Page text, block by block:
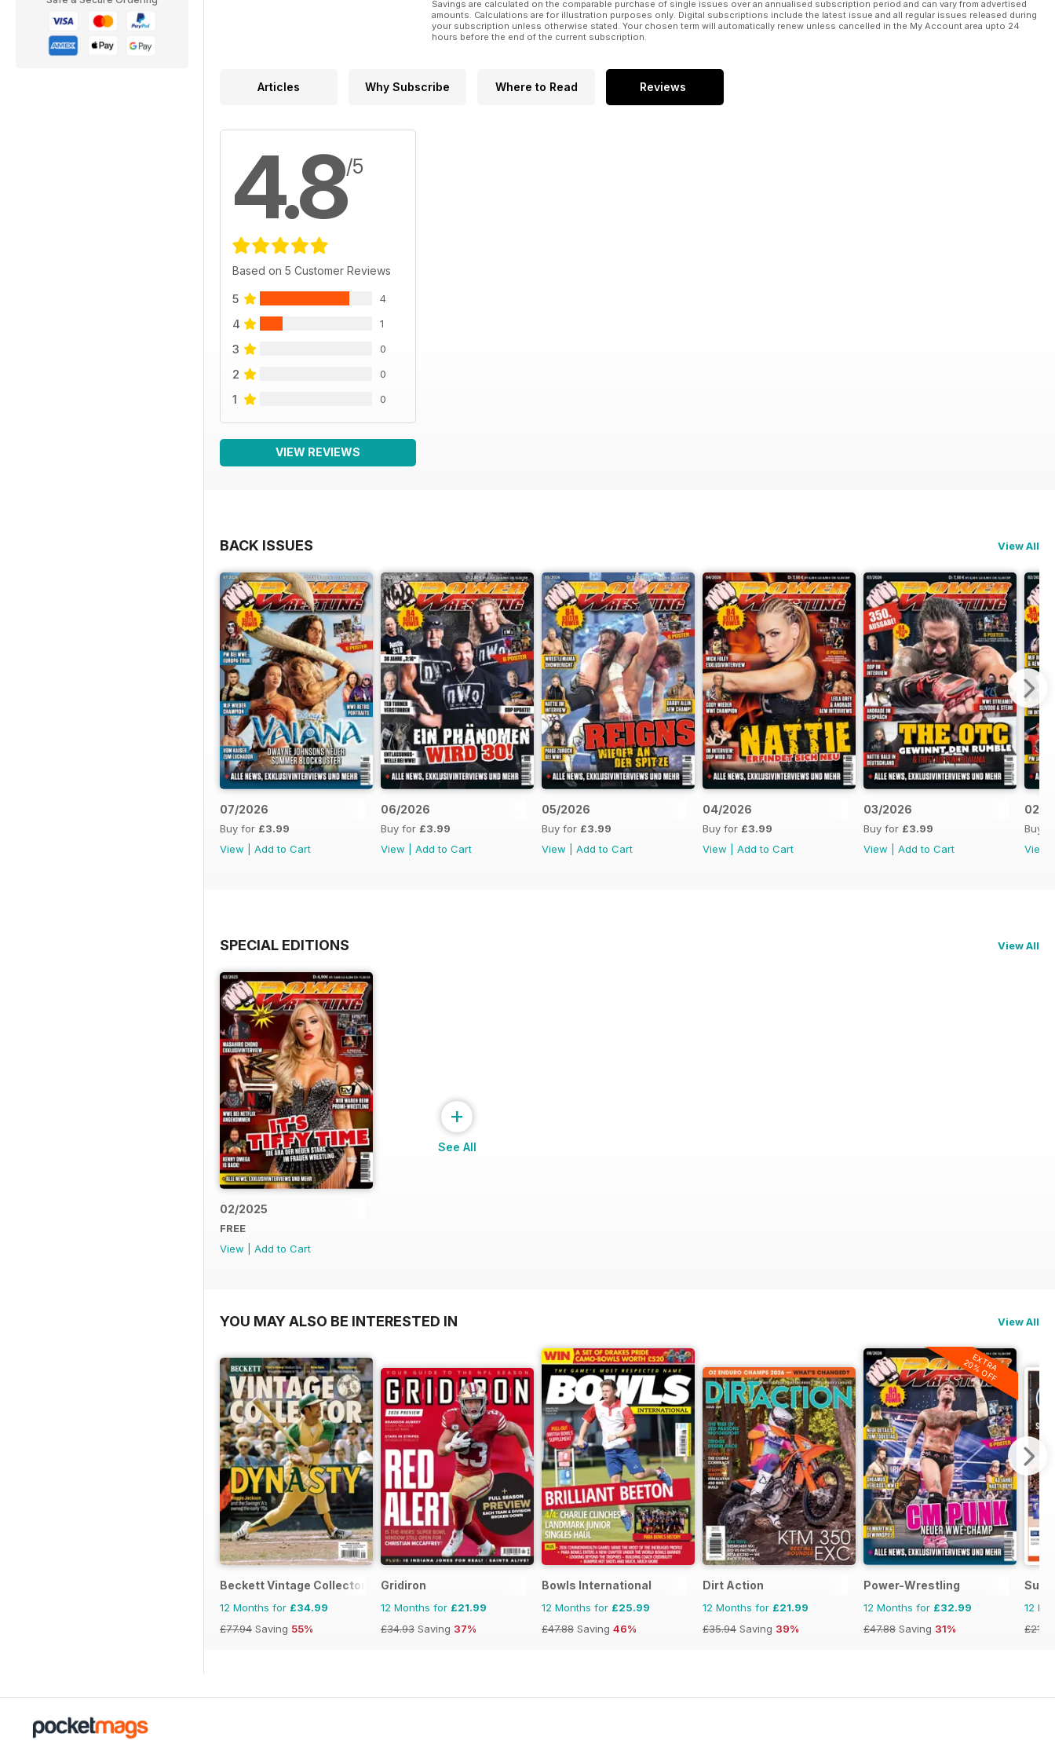
Savings are calculated on the comparable purchase of single issues over an annualised subscription period and can vary from advertised
amounts. Calculations are for illustration purposes only. Digital subscriptions include the latest issue and all regular issues released during
your subscription unless otherwise stated. Your chosen term will automatically renew unless cancelled in the My Account area upto 24
hours before the end of the current subscription.
Articles Why Subscribe Where to Read Reviews
4.8/5
Based on 5 Customer Reviews
5 4
4 1
3 0
2 0
1 0
VIEW REVIEWS
BACK ISSUES View All
07/2026
Buy for £3.99
View
Add to Cart
06/2026
Buy for £3.99
View
Add to Cart
05/2026
Buy for £3.99
View
Add to Cart
04/2026
Buy for £3.99
View
Add to Cart
03/2026
Buy for £3.99
View
Add to Cart
02/
Buy
View
SPECIAL EDITIONS View All
02/2025
FREE
View
Add to Cart
+
See All
YOU MAY ALSO BE INTERESTED IN View All
Beckett Vintage Collector Magazine
12 Months for £34.99
£77.94 Saving 55%
Gridiron
12 Months for £21.99
£34.93 Saving 37%
Bowls International
12 Months for £25.99
£47.88 Saving 46%
Dirt Action
12 Months for £21.99
£35.94 Saving 39%
EXTRA
20% OFF
Power-Wrestling
12 Months for £32.99
£47.88 Saving 31%
12
£21.89